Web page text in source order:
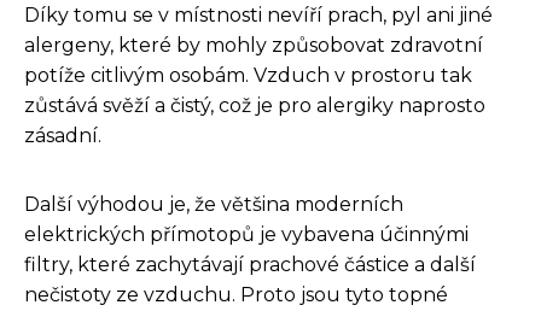
Díky tomu se v místnosti nevíří prach, pyl ani jiné
alergeny, které by mohly způsobovat zdravotní
potíže citlivým osobám. Vzduch v prostoru tak
zůstává svěží a čistý, což je pro alergiky naprosto
zásadní.
Další výhodou je, že většina moderních
elektrických přímotopů je vybavena účinnými
filtry, které zachytávají prachové částice a další
nečistoty ze vzduchu. Proto jsou tyto topné